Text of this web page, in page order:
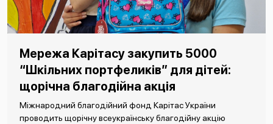
Мережа Карітасу закупить 5000
“Шкільних портфеликів” для дітей:
щорічна благодійна акція
Міжнародний благодійний фонд Карітас України
проводить щорічну всеукраїнську благодійну акцію